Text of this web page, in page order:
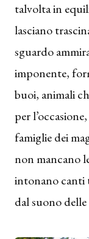
talvolta in
lasciano
sguardo
imponente,
buoi, animali
per
famiglie dei
non mancano
intonano canti
dal suono